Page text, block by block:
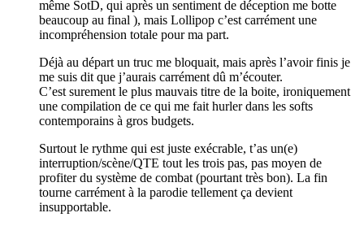
même SotD, qui après un sentiment de déception me botte
beaucoup au final ), mais Lollipop c’est carrément une
incompréhension totale pour ma part.
Déjà au départ un truc me bloquait, mais après l’avoir finis je
me suis dit que j’aurais carrément dû m’écouter.
C’est surement le plus mauvais titre de la boite, ironiquement
une compilation de ce qui me fait hurler dans les softs
contemporains à gros budgets.
Surtout le rythme qui est juste exécrable, t’as un(e)
interruption/scène/QTE tout les trois pas, pas moyen de
profiter du système de combat (pourtant très bon). La fin
tourne carrément à la parodie tellement ça devient
insupportable.